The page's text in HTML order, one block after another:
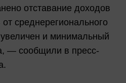
отставание доходов
среднерегионального
и минимальный
— сообщили в пресс-